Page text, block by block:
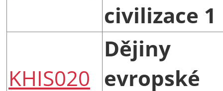
civilizace 1
KHIS020
Dějiny
evropské